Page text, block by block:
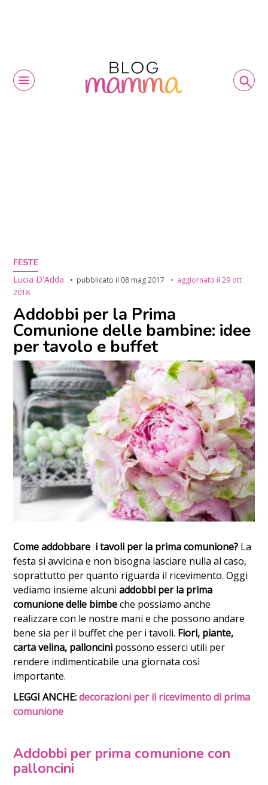
FESTE
Lucia D'Adda
pubblicato il 08 mag 2017 aggiornato il29 ott
2018
Addobbi per la Prima
Comunione delle bambine: idee
per tavolo e buffet
Come addobbare i tavoli per la prima comunione? La
festa si avvicina e non bisogna lasciare nulla al caso,
soprattutto per quanto riguarda il ricevimento. Oggi
vediamo insieme alcuni addobbi per la prima
comunione delle bimbeche possiamo anche
realizzare con le nostre mani e che possono andare
bene sia per il buffet che per i tavoli. Fiori, piante,
carta velina, palloncini possono esserci utili per
rendere indimenticabile una giornata così
importante.
LEGGI ANCHE:decorazioni per il ricevimento di prima
comunione
Addobbi per prima comunione con
palloncini